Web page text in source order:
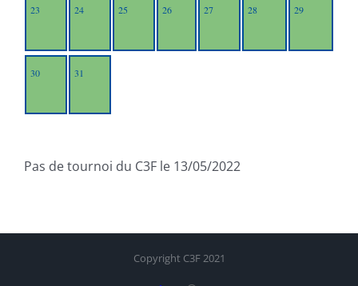
23 24 25 26 27 28 29
30 31
Pas de tournoi du C3F le 13/05/2022
Copyright C3F 2021